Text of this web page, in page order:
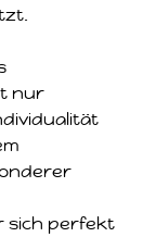
nur
sich perfekt